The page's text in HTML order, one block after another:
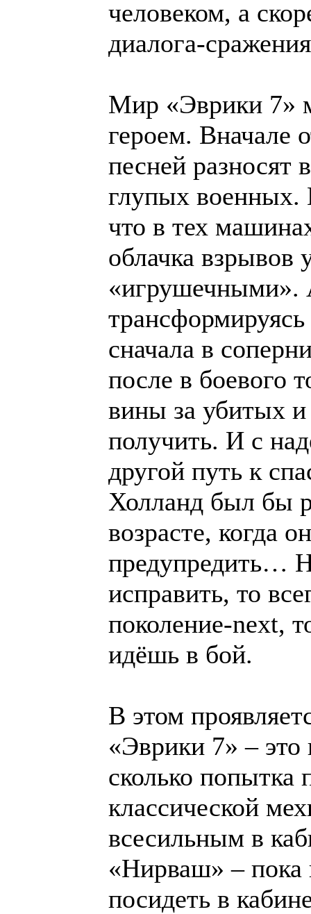
человеком, а
диалога-
Мир «Эврики 7»
героем. Вначале
песней
глупых военных.
что в тех
облачка взрывов
«игрушечными».
сначала в
после в боевого
вины за убитых
получить. И с
другой путь к
Холланд был бы
возрасте, когда
предупредить…
исправить, то
поколение-next,
идёшь в бой.
В этом
«Эврики 7» – это
сколько попытка
классической
всесильным в
«Нирваш» – пока
посидеть в